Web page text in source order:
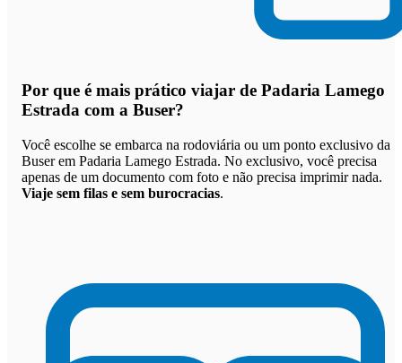
Por que é mais prático viajar de Padaria Lamego
Estrada com a Buser?
Você escolhe se embarca na rodoviária ou um ponto exclusivo da
Buser em Padaria Lamego Estrada. No exclusivo, você precisa
apenas de um documento com foto e não precisa imprimir nada.
Viaje sem filas e sem burocracias.